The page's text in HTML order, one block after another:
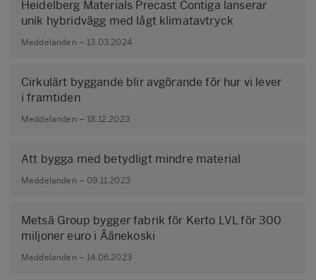
Heidelberg Materials Precast Contiga lanserar
unik hybridvägg med lågt klimatavtryck
Meddelanden – 13.03.2024
Cirkulärt byggande blir avgörande för hur vi lever
i framtiden
Meddelanden – 18.12.2023
Att bygga med betydligt mindre material
Meddelanden – 09.11.2023
Metsä Group bygger fabrik för Kerto LVL för 300
miljoner euro i Äänekoski
Meddelanden – 14.06.2023